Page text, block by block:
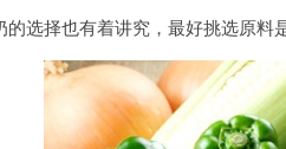
的选择也有着讲究，最好挑选原料